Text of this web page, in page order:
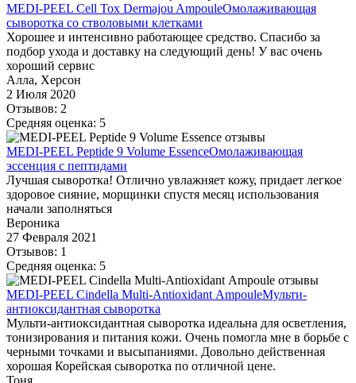
MEDI-PEEL Cell Tox Dermajou AmpouleОмолаживающая
сыворотка со стволовыми клетками
Хорошее и интенсивно работающее средство. Спасибо за
подбор ухода и доставку на следующий день! У вас очень
хороший сервис
Алла, Херсон
2 Июля 2020
Отзывов: 2
Средняя оценка: 5
MEDI-PEEL Peptide 9 Volume EssenceОмолаживающая
эссенция с пептидами
Лучшая сыворотка! Отлично увлажняет кожу, придает легкое
здоровое сияние, морщинки спустя месяц использования
начали заполняться
Вероника
27 Февраля 2021
Отзывов: 1
Средняя оценка: 5
MEDI-PEEL Cindella Multi-Antioxidant AmpouleМульти-
антиоксидантная сыворотка
Мульти-антиоксидантная сыворотка идеальна для осветления,
тонизирования и питания кожи. Очень помогла мне в борьбе с
черными точками и высыпаниями. Довольно действенная
хорошая Корейская сыворотка по отличной цене.
Тоня